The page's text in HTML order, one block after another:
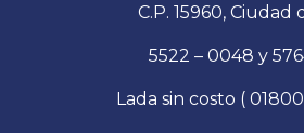
C.P. 15960, Ciudad
5522 – 0048 y
Lada sin costo (